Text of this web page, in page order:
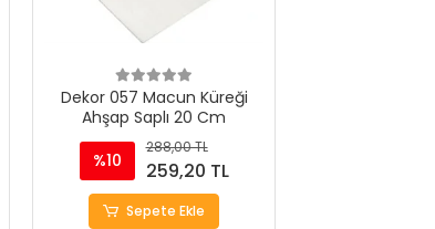
Dekor 057 Macun Küreği
Ahşap Saplı 20 Cm
%10
288,00 TL
259,20 TL
Sepete Ekle